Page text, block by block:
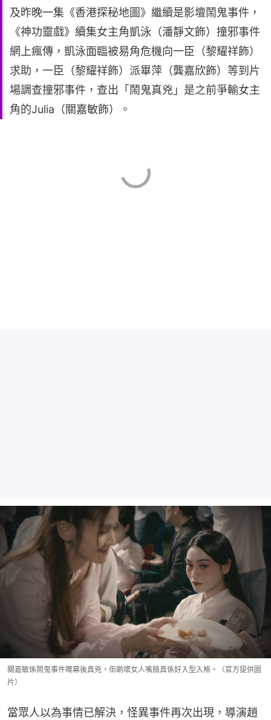
及昨晚一集《香港探秘地圖》繼續是影壇鬧鬼事件，
《神功靈戲》續集女主角凱泳（潘靜文飾）撞邪事件
網上瘋傳，凱泳面臨被易角危機向一臣（黎耀祥飾）
求助，一臣（黎耀祥飾）派畢萍（龔嘉欣飾）等到片
場調查撞邪事件，查出「鬧鬼真兇」是之前爭輸女主
角的Julia（關嘉敏飾）。
關嘉敏係鬧鬼事件嘅幕後真兇，佢啲壞女人嘴臉真係好入型入格。（官方提供圖
片）
當眾人以為事情已解決，怪異事件再次出現，導演趙